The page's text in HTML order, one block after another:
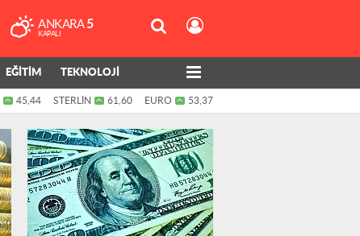
ANKARA 5
KAPALI
EĞİTİM TEKNOLOJİ
45,44 STERLİN 61,60 EURO 53,37